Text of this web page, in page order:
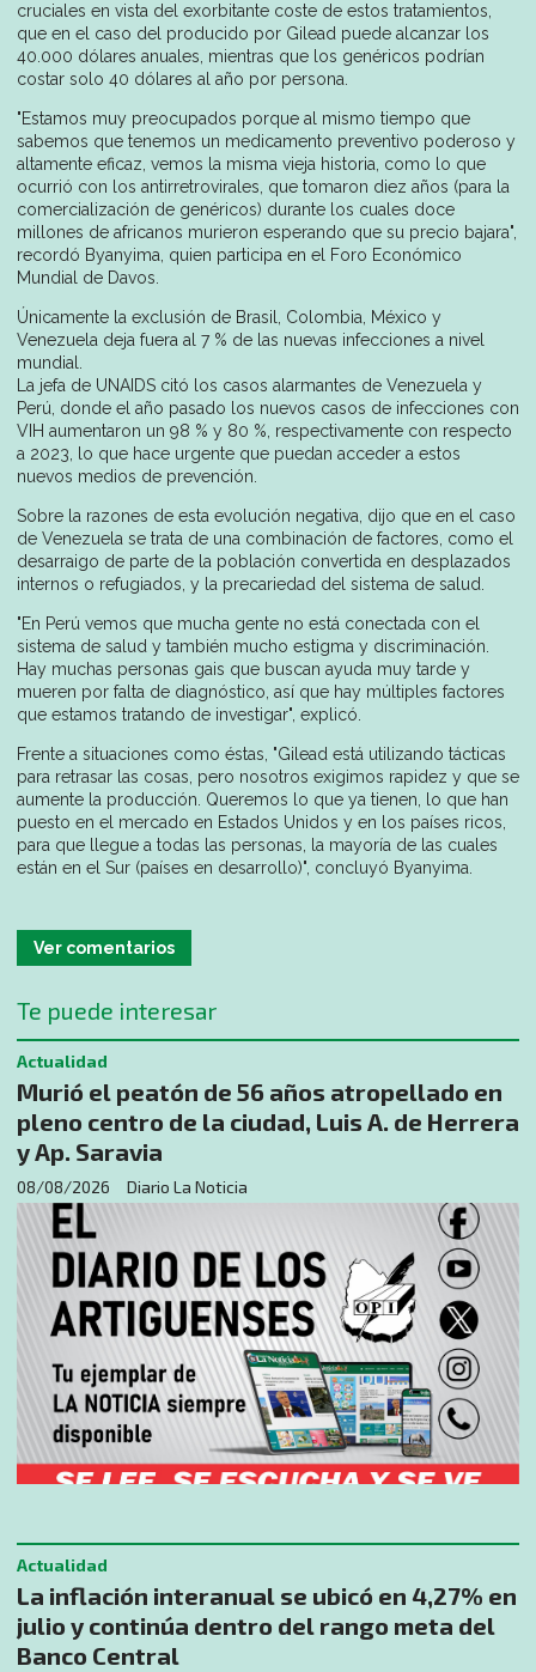
cruciales en vista del exorbitante coste de estos tratamientos,
que en el caso del producido por Gilead puede alcanzar los
40.000 dólares anuales, mientras que los genéricos podrían
costar solo 40 dólares al año por persona.
"Estamos muy preocupados porque al mismo tiempo que
sabemos que tenemos un medicamento preventivo poderoso y
altamente eficaz, vemos la misma vieja historia, como lo que
ocurrió con los antirretrovirales, que tomaron diez años (para la
comercialización de genéricos) durante los cuales doce
millones de africanos murieron esperando que su precio bajara",
recordó Byanyima, quien participa en el Foro Económico
Mundial de Davos.
Únicamente la exclusión de Brasil, Colombia, México y
Venezuela deja fuera al 7 % de las nuevas infecciones a nivel
mundial.
La jefa de UNAIDS citó los casos alarmantes de Venezuela y
Perú, donde el año pasado los nuevos casos de infecciones con
VIH aumentaron un 98 % y 80 %, respectivamente con respecto
a 2023, lo que hace urgente que puedan acceder a estos
nuevos medios de prevención.
Sobre la razones de esta evolución negativa, dijo que en el caso
de Venezuela se trata de una combinación de factores, como el
desarraigo de parte de la población convertida en desplazados
internos o refugiados, y la precariedad del sistema de salud.
"En Perú vemos que mucha gente no está conectada con el
sistema de salud y también mucho estigma y discriminación.
Hay muchas personas gais que buscan ayuda muy tarde y
mueren por falta de diagnóstico, así que hay múltiples factores
que estamos tratando de investigar", explicó.
Frente a situaciones como éstas, "Gilead está utilizando tácticas
para retrasar las cosas, pero nosotros exigimos rapidez y que se
aumente la producción. Queremos lo que ya tienen, lo que han
puesto en el mercado en Estados Unidos y en los países ricos,
para que llegue a todas las personas, la mayoría de las cuales
están en el Sur (países en desarrollo)", concluyó Byanyima.
Ver comentarios
Te puede interesar
Murió el peatón de 56 años atropellado en
pleno centro de la ciudad, Luis A. de Herrera
y Ap. Saravia
Diario La Noticia
Actualidad
08/08/2026
La inflación interanual se ubicó en 4,27% en
julio y continúa dentro del rango meta del
Banco Central
Actualidad